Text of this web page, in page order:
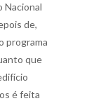
Nacional
de,
programa
que
é feita